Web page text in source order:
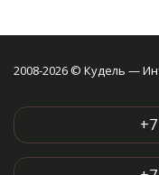
2008-2026 © Кудель —